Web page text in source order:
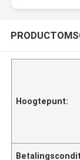
Hoogtepunt: